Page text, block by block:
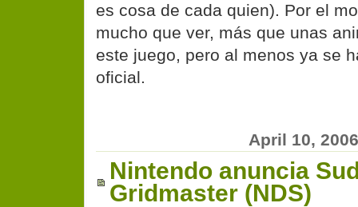
es cosa de cada quien). Por el
mucho que ver, más que unas
este juego, pero al menos ya se
oficial.
April 10, 2006
Nintendo anuncia
Gridmaster (NDS)